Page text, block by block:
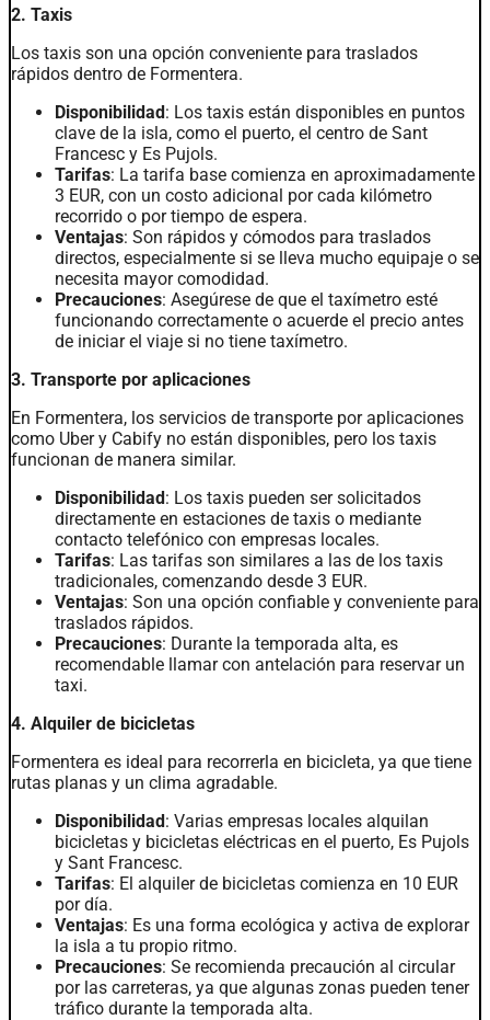
2. Taxis
Los taxis son una opción conveniente para traslados
rápidos dentro de Formentera.
Disponibilidad: Los taxis están disponibles en puntos
clave de la isla, como el puerto, el centro de Sant
Francesc y Es Pujols.
Tarifas: La tarifa base comienza en aproximadamente
3 EUR, con un costo adicional por cada kilómetro
recorrido o por tiempo de espera.
Ventajas: Son rápidos y cómodos para traslados
directos, especialmente si se lleva mucho equipaje o se
necesita mayor comodidad.
Precauciones: Asegúrese de que el taxímetro esté
funcionando correctamente o acuerde el precio antes
de iniciar el viaje si no tiene taxímetro.
3. Transporte por aplicaciones
En Formentera, los servicios de transporte por aplicaciones
como Uber y Cabify no están disponibles, pero los taxis
funcionan de manera similar.
Disponibilidad: Los taxis pueden ser solicitados
directamente en estaciones de taxis o mediante
contacto telefónico con empresas locales.
Tarifas: Las tarifas son similares a las de los taxis
tradicionales, comenzando desde 3 EUR.
Ventajas: Son una opción confiable y conveniente para
traslados rápidos.
Precauciones: Durante la temporada alta, es
recomendable llamar con antelación para reservar un
taxi.
4. Alquiler de bicicletas
Formentera es ideal para recorrerla en bicicleta, ya que tiene
rutas planas y un clima agradable.
Disponibilidad: Varias empresas locales alquilan
bicicletas y bicicletas eléctricas en el puerto, Es Pujols
y Sant Francesc.
Tarifas: El alquiler de bicicletas comienza en 10 EUR
por día.
Ventajas: Es una forma ecológica y activa de explorar
la isla a tu propio ritmo.
Precauciones: Se recomienda precaución al circular
por las carreteras, ya que algunas zonas pueden tener
tráfico durante la temporada alta.